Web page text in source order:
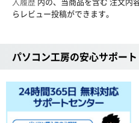
らレビュー投稿ができます。
パソコン工房の安心サポート